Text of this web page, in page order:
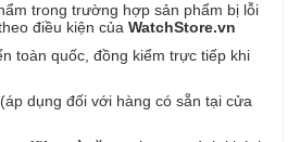
trong trường hợp sản phẩm bị lỗi
điều kiện của WatchStore.vn
toàn quốc, đồng kiểm trực tiếp khi
dụng đối với hàng có sẵn tại cửa